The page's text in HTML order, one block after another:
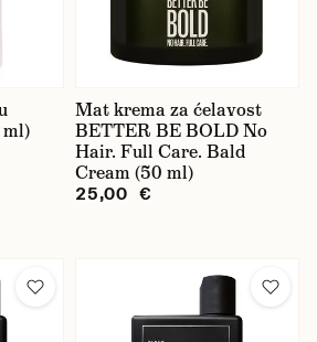
Mat krema za ćelavost
BETTER BE BOLD No
Hair. Full Care. Bald
Cream (50 ml)
25,00 €